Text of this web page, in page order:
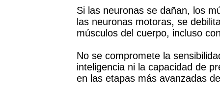
Si las neuronas se dañan, los
las neuronas motoras, se
músculos del cuerpo, incluso
No se compromete la
inteligencia ni la capacidad de
en las etapas más avanzadas